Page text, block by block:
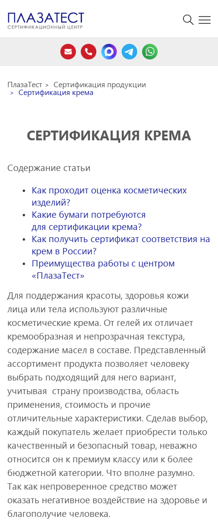
ПлазаТест Сертификация продукции
Сертификация крема
СЕРТИФИКАЦИЯ КРЕМА
Содержание статьи
Как проходит оценка косметических
изделий?
Какие бумаги потребуются
для сертификации крема?
Как получить сертификат соответствия на
крем в России?
Преимущества работы с центром
«ПлазаТест»
Для поддержания красоты, здоровья кожи
лица или тела используют различные
косметические крема. От гелей их отличает
кремообразная и непрозрачная текстура,
содержание масел в составе. Представленный
ассортимент продукта позволяет человеку
выбрать подходящий для него вариант,
учитывая страну производства, область
применения, стоимость и прочие
отличительные характеристики. Сделав выбор,
каждый покупатель желает приобрести только
качественный и безопасный товар, неважно
относится он к премиум классу или к более
бюджетной категории. Что вполне разумно.
Так как непроверенное средство может
оказать негативное воздействие на здоровье и
благополучие человека.